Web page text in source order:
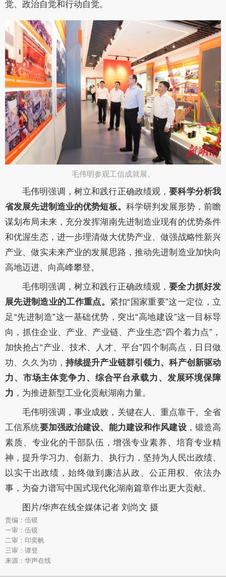
觉、政治自觉和行动自觉。
毛伟明参观工信成就展。​
毛伟明强调， 树立和践行正确政绩观 ，要科学分析我
省发展先进制造业的优势短板。 科学研判发展形势，前瞻
谋划布局未来，充分发挥湖南先进制造业现有的优势条件
和优渥生态，进一步理清做大优势产业、做强战略性新兴
产业、做实未来产业的发展思路，推动先进制造业加快向
高地迈进、向高峰攀登。
毛伟明强调， 树立和践行正确政绩观 ，要全力抓好发
展先进制造业的工作重点。 紧扣“国家重要”这一定位，立
足“先进制造”这一基础优势，突出“高地建设”这一目标导
向，抓住企业、产业、产业链、产业生态“四个着力点”，
加快抢占“产业、技术、人才、平台”四个制高点， 日日做
功、久久为功， 持续提升产业链群引领力、科产创新驱动
力、市场主体竞争力、综合平台承载力、发展环境保障
力 ，为推进新型工业化贡献湖南力量。
毛伟明强调，事业成败，关键在人、重点靠干。全省
工信系统要加强政治建设、能力建设和作风建设， 锻造高
素质、专业化的干部队伍，增强专业素养 、培育专业精
神，提升学习力、创新力、 执行力，坚持为人民出政绩、
以实干出政绩，始终做到廉洁从政、公正用权、依法办
事，为奋力谱写中国式现代化湖南篇章作出更大贡献。
图片/华声在线全媒体记者 刘尚文 摄
责编：伍镆
一审：伍镆
二审：印奕帆
三审：谭登
来源：华声在线